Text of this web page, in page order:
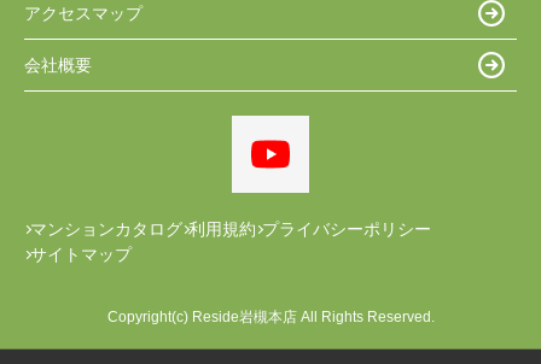
アクセスマップ
会社概要
マンションカタログ 利用規約 プライバシーポリシー
サイトマップ
Copyright(c) Reside岩槻本店 All Rights Reserved.